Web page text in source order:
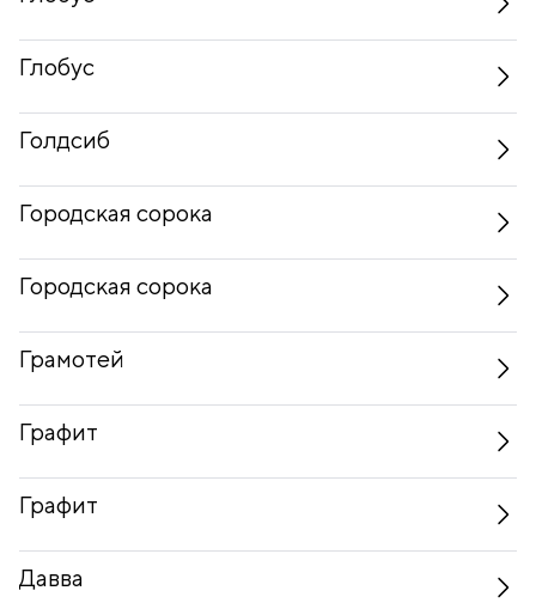
Глобус
Голдсиб
Городская сорока
Городская сорока
Грамотей
Графит
Графит
Давва